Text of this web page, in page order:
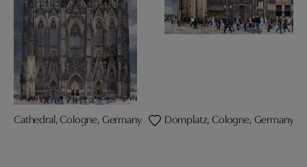
Cathedral, Cologne, Germany Domplatz, Cologne, Germany